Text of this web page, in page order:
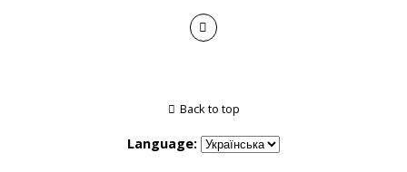
Back to top
Language: